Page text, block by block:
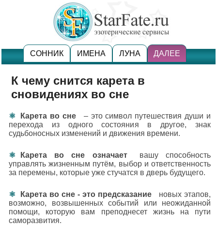
СОННИК ИМЕНА ЛУНА ДАЛЕЕ
К чему снится карета в
сновидениях во сне
Карета во сне
– это символ путешествия души и
перехода из одного состояния в другое, знак
судьбоносных изменений и движения времени.
Карета во сне означает
вашу способность
управлять жизненным путём, выбор и ответственность
за перемены, которые уже стучатся в дверь будущего.
Карета во сне - это предсказание
новых этапов,
возможно, возвышенных событий или неожиданной
помощи, которую вам преподнесет жизнь на пути
саморазвития.